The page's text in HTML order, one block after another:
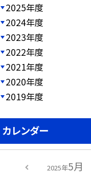
2025年度
2024年度
2023年度
2022年度
2021年度
2020年度
2019年度
カレンダー
2025年5月